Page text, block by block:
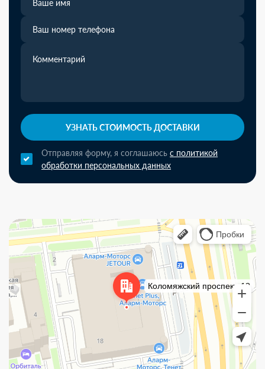
УЗНАТЬ СТОИМОСТЬ ДОСТАВКИ
Отправляя форму, я соглашаюсь с политикой
обработки персональных данных